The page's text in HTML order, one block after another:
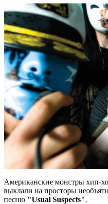
Американские монстры хип-
выклали на просторы
песню "Usual Suspects".